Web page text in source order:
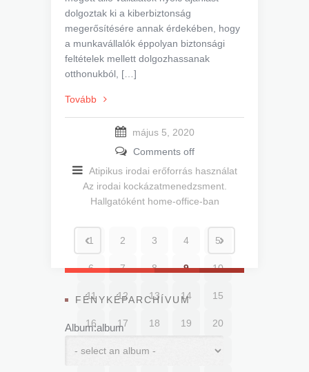
dolgoztak ki a kiberbiztonság
megerősítésére annak érdekében, hogy
a munkavállalók éppolyan biztonsági
feltételek mellett dolgozhassanak
otthonukból, […]
Tovább
május 5, 2020
Comments off
Atipikus irodai erőforrás használat
Az irodai kockázatmenedzsment.
Hallgatóként home-office-ban
1 2 3 4 5
6 7 8 9 10
11 12 13 14 15
16 17 18 19 20
21 22 23 25
FÉNYKÉPARCHÍVUM
Album:album